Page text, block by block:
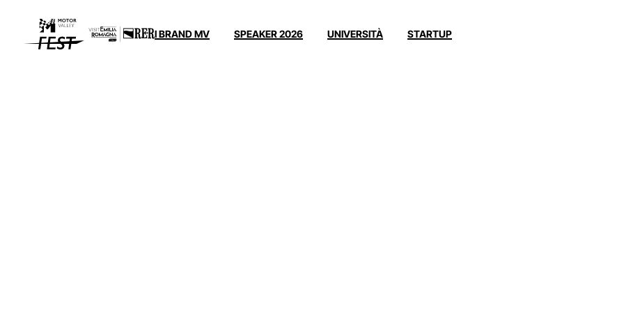
I BRAND MV SPEAKER 2026 UNIVERSITÀ STARTUP